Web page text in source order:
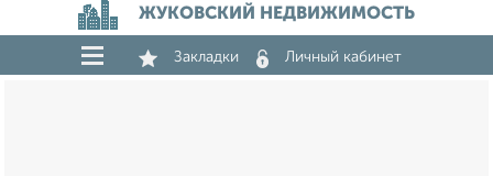
ЖУКОВСКИЙ НЕДВИЖИМОСТЬ
Закладки Личный кабинет